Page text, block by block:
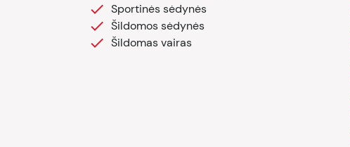
Sportinės sėdynės
Šildomos sėdynės
Šildomas vairas